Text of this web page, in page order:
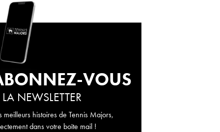
VOUS
NEWSLETTER
meilleurs histoires de Tennis Majors,
dans votre boîte mail !